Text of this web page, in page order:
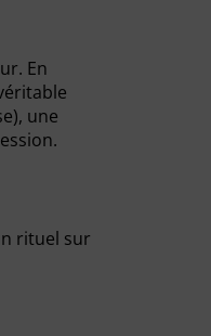
En
une
rituel sur